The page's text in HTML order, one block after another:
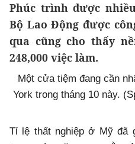
Phúc trình được
Bộ Lao Động được
qua cũng cho thấy
248,000 việc làm.
Một cửa tiệm đang cần
York trong tháng 10 này.
Tỉ lệ thất nghiệp ở Mỹ đã